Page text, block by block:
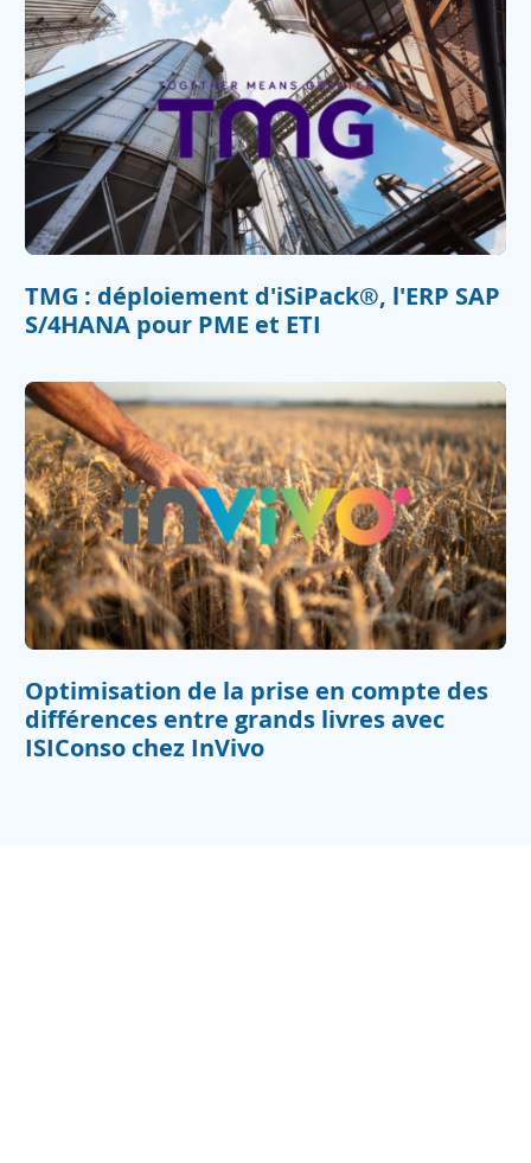
TMG : déploiement d'iSiPack®, l'ERP SAP
S/4HANA pour PME et ETI
Optimisation de la prise en compte des
différences entre grands livres avec
ISIConso chez InVivo